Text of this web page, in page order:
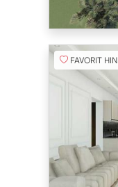
FAVORIT HINZUFÜGEN